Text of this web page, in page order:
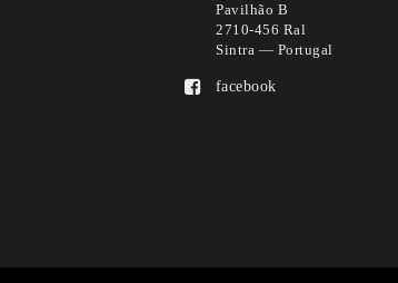
Pavilhão B
2710-456 Ral
Sintra — Portugal
facebook